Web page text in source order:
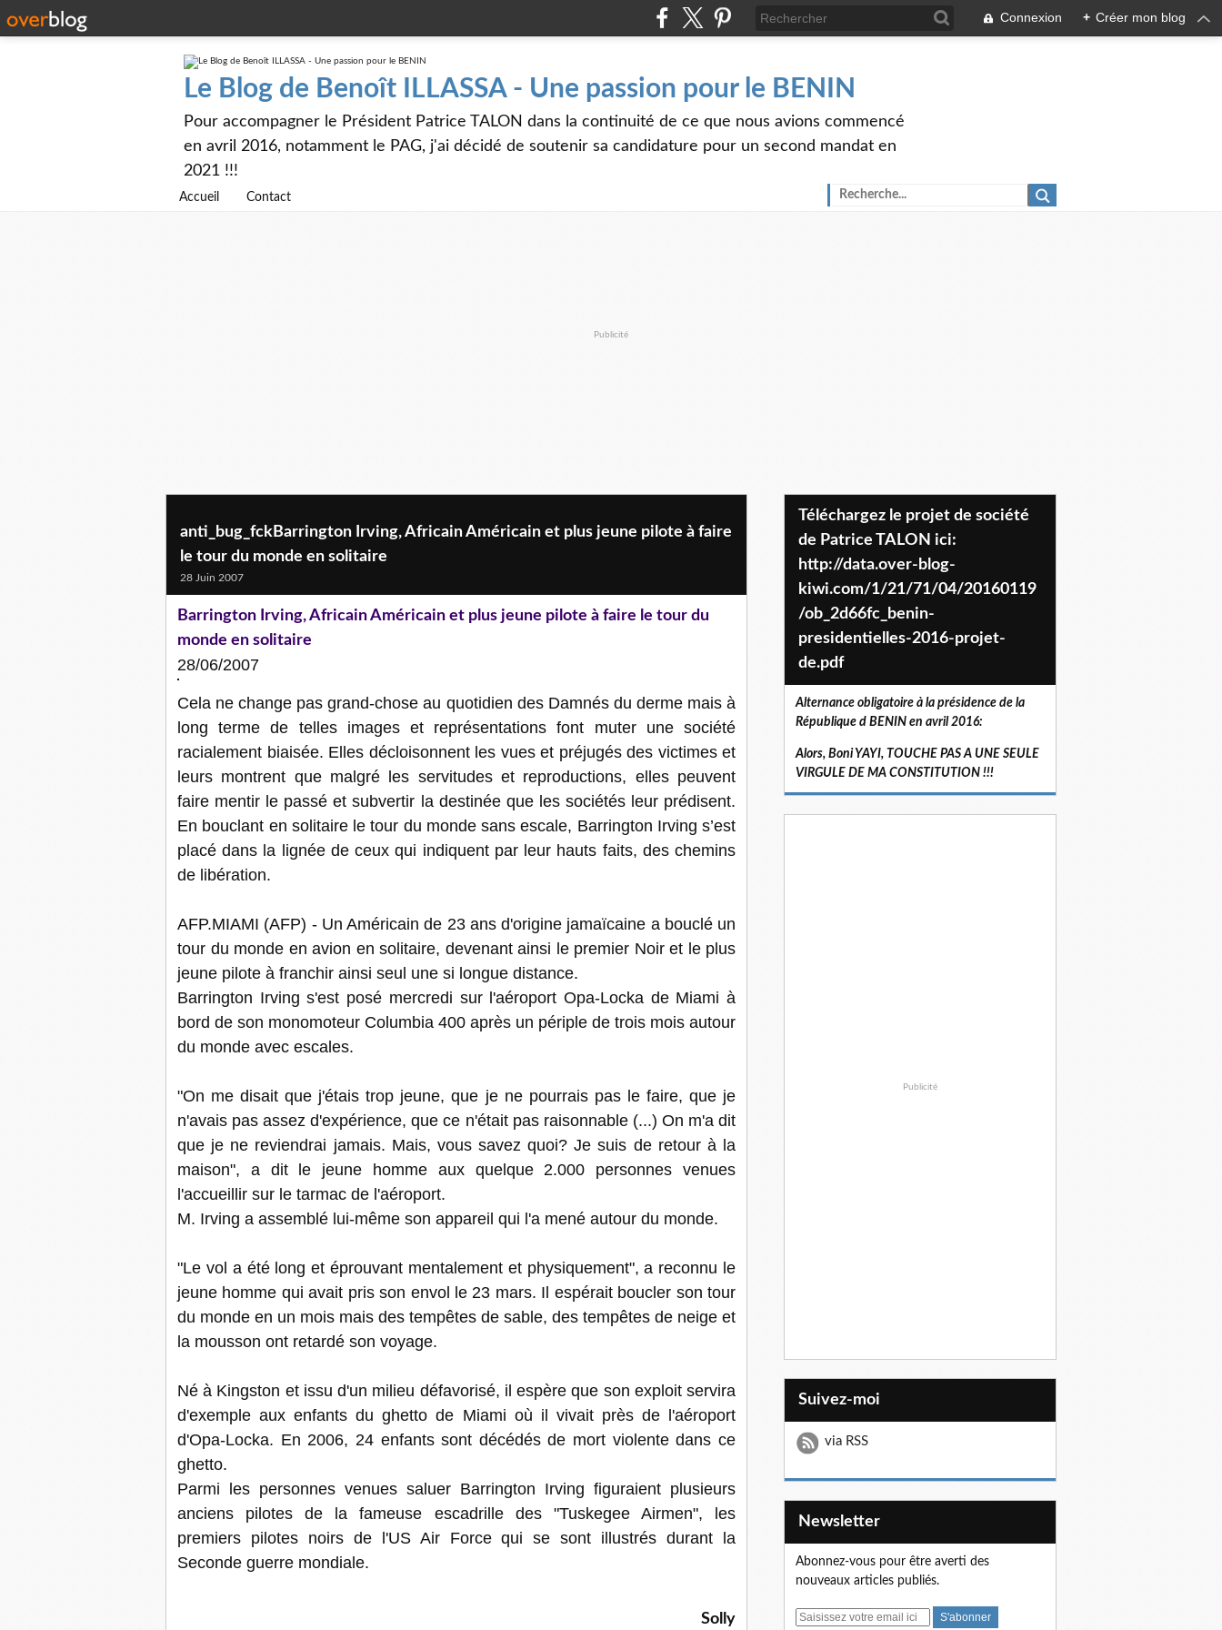
Connexion + Créer mon blog
Le Blog de Benoît ILLASSA - Une passion pour le BENIN
Pour accompagner le Président Patrice TALON dans la continuité de ce que nous avions commencé
en avril 2016, notamment le PAG, j'ai décidé de soutenir sa candidature pour un second mandat en
2021 !!!
Accueil Contact
Publicité
anti_bug_fckBarrington Irving, Africain Américain et plus jeune pilote à faire
le tour du monde en solitaire
28 Juin 2007
Barrington Irving, Africain Américain et plus jeune pilote à faire le tour du
monde en solitaire
28/06/2007
Cela ne change pas grand-chose au quotidien des Damnés du derme mais à
long terme de telles images et représentations font muter une société
racialement biaisée. Elles décloisonnent les vues et préjugés des victimes et
leurs montrent que malgré les servitudes et reproductions, elles peuvent
faire mentir le passé et subvertir la destinée que les sociétés leur prédisent.
En bouclant en solitaire le tour du monde sans escale, Barrington Irving s’est
placé dans la lignée de ceux qui indiquent par leur hauts faits, des chemins
de libération.
AFP.MIAMI (AFP) - Un Américain de 23 ans d'origine jamaïcaine a bouclé un
tour du monde en avion en solitaire, devenant ainsi le premier Noir et le plus
jeune pilote à franchir ainsi seul une si longue distance.
Barrington Irving s'est posé mercredi sur l'aéroport Opa-Locka de Miami à
bord de son monomoteur Columbia 400 après un périple de trois mois autour
du monde avec escales.
"On me disait que j'étais trop jeune, que je ne pourrais pas le faire, que je
n'avais pas assez d'expérience, que ce n'était pas raisonnable (...) On m'a dit
que je ne reviendrai jamais. Mais, vous savez quoi? Je suis de retour à la
maison", a dit le jeune homme aux quelque 2.000 personnes venues
l'accueillir sur le tarmac de l'aéroport.
M. Irving a assemblé lui-même son appareil qui l'a mené autour du monde.
"Le vol a été long et éprouvant mentalement et physiquement", a reconnu le
jeune homme qui avait pris son envol le 23 mars. Il espérait boucler son tour
du monde en un mois mais des tempêtes de sable, des tempêtes de neige et
la mousson ont retardé son voyage.
Né à Kingston et issu d'un milieu défavorisé, il espère que son exploit servira
d'exemple aux enfants du ghetto de Miami où il vivait près de l'aéroport
d'Opa-Locka. En 2006, 24 enfants sont décédés de mort violente dans ce
ghetto.
Parmi les personnes venues saluer Barrington Irving figuraient plusieurs
anciens pilotes de la fameuse escadrille des "Tuskegee Airmen", les
premiers pilotes noirs de l'US Air Force qui se sont illustrés durant la
Seconde guerre mondiale.
Solly
Téléchargez le projet de société
de Patrice TALON ici:
http://data.over-blog-
kiwi.com/1/21/71/04/20160119
/ob_2d66fc_benin-
presidentielles-2016-projet-
de.pdf
Alternance obligatoire à la présidence de la
République d BENIN en avril 2016:
Alors, Boni YAYI, TOUCHE PAS A UNE SEULE
VIRGULE DE MA CONSTITUTION !!!
Publicité
Suivez-moi
via RSS
Newsletter
Abonnez-vous pour être averti des
nouveaux articles publiés.
E